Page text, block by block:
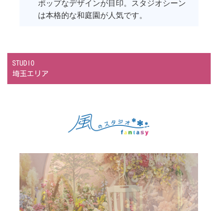
ポップなデザインが目印。スタジオシーン
は本格的な和庭園が人気です。
STUDIO
埼玉エリア